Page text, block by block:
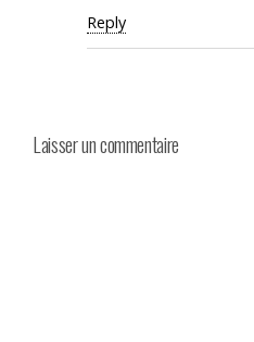
Reply
Laisser un commentaire